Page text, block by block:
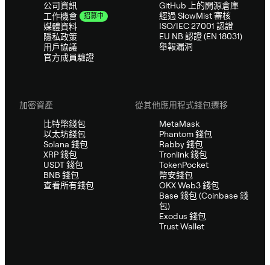
公司資訊
工作機會
招募中
媒體資料
隱私政策
用戶協議
官方成員驗證
GitHub 上的開源倉庫
經過 SlowMist 審核
ISO/IEC 27001 認證
EU NB 認證 (EN 18031)
舉報漏洞
加密資產
比特幣錢包
以太坊錢包
Solana 錢包
XRP 錢包
USDT 錢包
BNB 錢包
查看所有錢包
從其他應用程式錢包遷移
MetaMask
Phantom 錢包
Rabby 錢包
Tronlink 錢包
TokenPocket
幣安錢包
OKX Web3 錢包
Base 錢包 (Coinbase 錢
包)
Exodus 錢包
Trust Wallet